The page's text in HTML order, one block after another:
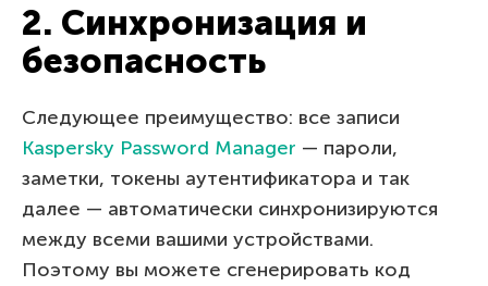
2. Синхронизация и
безопасность
Следующее преимущество: все записи
Kaspersky Password Manager — пароли,
заметки, токены аутентификатора и так
далее — автоматически синхронизируются
между всеми вашими устройствами.
Поэтому вы можете сгенерировать код